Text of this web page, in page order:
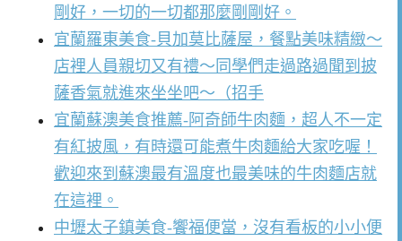
剛好，一切的一切都那麼剛剛好。
宜蘭羅東美食-貝加莫比薩屋，餐點美味精緻～
店裡人員親切又有禮～同學們走過路過聞到披
薩香氣就進來坐坐吧～（招手
宜蘭蘇澳美食推薦-阿奇師牛肉麵，超人不一定
有紅披風，有時還可能煮牛肉麵給大家吃喔！
歡迎來到蘇澳最有溫度也最美味的牛肉麵店就
在這裡。
中壢太子鎮美食-饗福便當，沒有看板的小小便